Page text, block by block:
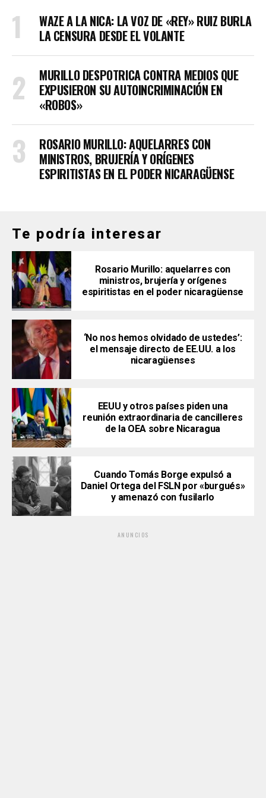
WAZE A LA NICA: LA VOZ DE «REY» RUIZ BURLA
LA CENSURA DESDE EL VOLANTE
MURILLO DESPOTRICA CONTRA MEDIOS QUE
EXPUSIERON SU AUTOINCRIMINACIÓN EN
«ROBOS»
ROSARIO MURILLO: AQUELARRES CON
MINISTROS, BRUJERÍA Y ORÍGENES
ESPIRITISTAS EN EL PODER NICARAGÜENSE
Te podría interesar
Rosario Murillo: aquelarres con
ministros, brujería y orígenes
espiritistas en el poder nicaragüense
‘No nos hemos olvidado de ustedes’:
el mensaje directo de EE.UU. a los
nicaragüenses
EEUU y otros países piden una
reunión extraordinaria de cancilleres
de la OEA sobre Nicaragua
Cuando Tomás Borge expulsó a
Daniel Ortega del FSLN por «burgués»
y amenazó con fusilarlo
ANUNCIOS